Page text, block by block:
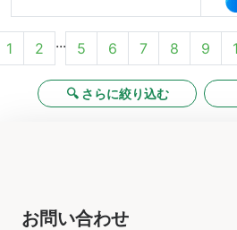
1 2 ... 5 6 7 8 9
🔍 さらに絞り込む
お問い合わせ